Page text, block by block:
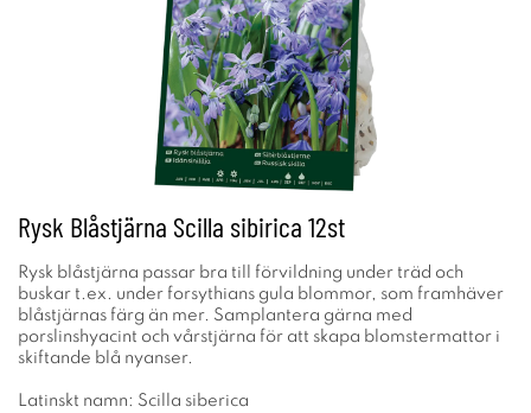
Rysk Blåstjärna Scilla sibirica 12st
Rysk blåstjärna passar bra till förvildning under träd och
buskar t.ex. under forsythians gula blommor, som framhäver
blåstjärnas färg än mer. Samplantera gärna med
porslinshyacint och vårstjärna för att skapa blomstermattor i
skiftande blå nyanser.
Latinskt namn: Scilla siberica